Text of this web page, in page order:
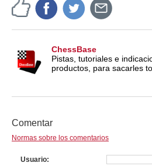
ChessBase
Pistas, tutoriales e
productos, para sacarles
Comentar
Normas sobre los comentarios
Usuario